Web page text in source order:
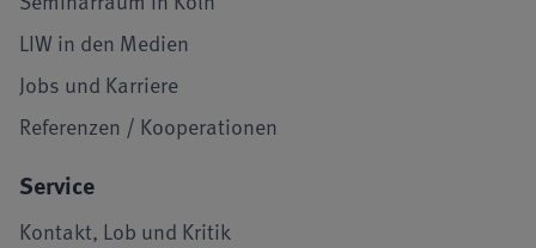
LIW in den Medien
Jobs und Karriere
Referenzen / Kooperationen
Service
Kontakt, Lob und Kritik